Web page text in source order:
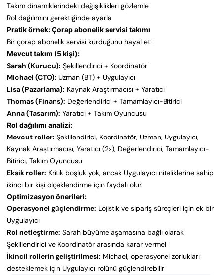
Takım dinamiklerindeki değişiklikleri gözlemle
Rol dağılımını gerektiğinde ayarla
Pratik örnek: Çorap abonelik servisi takımı
Bir çorap abonelik servisi kurduğunu hayal et:
Mevcut takım (5 kişi):
Sarah (Kurucu): Şekillendirici + Koordinatör
Michael (CTO): Uzman (BT) + Uygulayıcı
Lisa (Pazarlama): Kaynak Araştırmacısı + Yaratıcı
Thomas (Finans): Değerlendirici + Tamamlayıcı-Bitirici
Anna (Tasarım): Yaratıcı + Takım Oyuncusu
Rol dağılımı analizi:
Mevcut roller: Şekillendirici, Koordinatör, Uzman, Uygulayıcı,
Kaynak Araştırmacısı, Yaratıcı (2x), Değerlendirici, Tamamlayıcı-
Bitirici, Takım Oyuncusu
Eksik roller: Kritik boşluk yok, ancak Uygulayıcı niteliklerine sahip
ikinci bir kişi ölçeklendirme için faydalı olur.
Optimizasyon önerileri:
Operasyonel güçlendirme: Lojistik ve sipariş süreçleri için ek bir
Uygulayıcı
Rol netleştirme: Sarah büyüme aşamasına bağlı olarak
Şekillendirici ve Koordinatör arasında karar vermeli
İkincil rollerin geliştirilmesi: Michael, operasyonel zorlukları
desteklemek için Uygulayıcı rolünü güçlendirebilir